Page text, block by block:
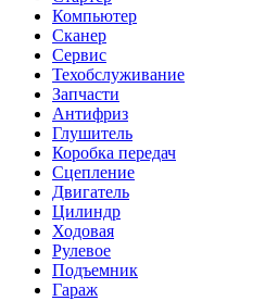
Компьютер
Сканер
Сервис
Техобслуживание
Запчасти
Антифриз
Глушитель
Коробка передач
Сцепление
Двигатель
Цилиндр
Ходовая
Рулевое
Подъемник
Гараж